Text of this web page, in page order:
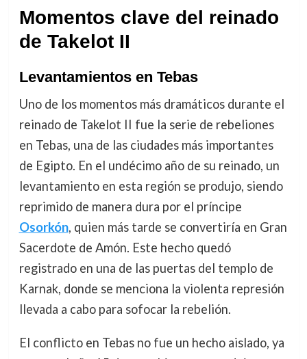
Momentos clave del reinado
de Takelot II
Levantamientos en Tebas
Uno de los momentos más dramáticos durante el
reinado de Takelot II fue la serie de rebeliones
en Tebas, una de las ciudades más importantes
de Egipto. En el undécimo año de su reinado, un
levantamiento en esta región se produjo, siendo
reprimido de manera dura por el príncipe
Osorkón, quien más tarde se convertiría en Gran
Sacerdote de Amón. Este hecho quedó
registrado en una de las puertas del templo de
Karnak, donde se menciona la violenta represión
llevada a cabo para sofocar la rebelión.
El conflicto en Tebas no fue un hecho aislado, ya